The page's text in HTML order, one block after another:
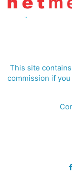
This site
commission if